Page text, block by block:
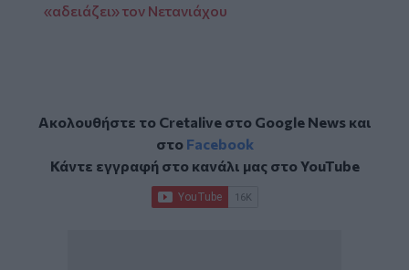
«αδειάζει» τον Νετανιάχου
Ακολουθήστε το Cretalive στο Google Newsκαι
στο Facebook
Κάντε εγγραφή στο κανάλι μας στοYouTube